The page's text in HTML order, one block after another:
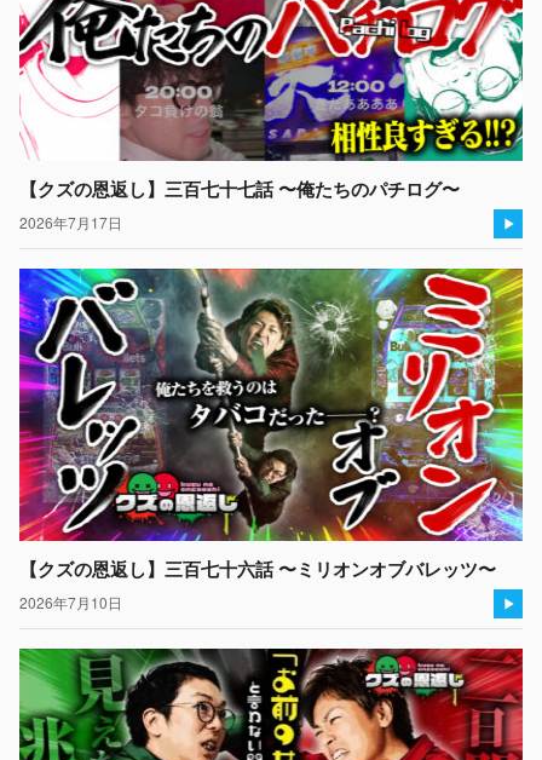
【クズの恩返し】三百七十七話 〜俺たちのパチログ〜
2026年7月17日
【クズの恩返し】三百七十六話 〜ミリオンオブバレッツ〜
2026年7月10日